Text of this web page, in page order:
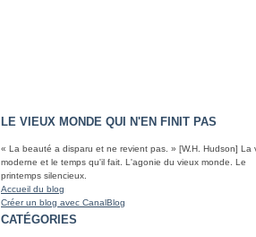
LE VIEUX MONDE QUI N'EN FINIT PAS
« La beauté a disparu et ne revient pas. » [W.H. Hudson] La
moderne et le temps qu'il fait. L'agonie du vieux monde. Le
printemps silencieux.
Accueil du blog
Créer un blog avec CanalBlog
CATÉGORIES